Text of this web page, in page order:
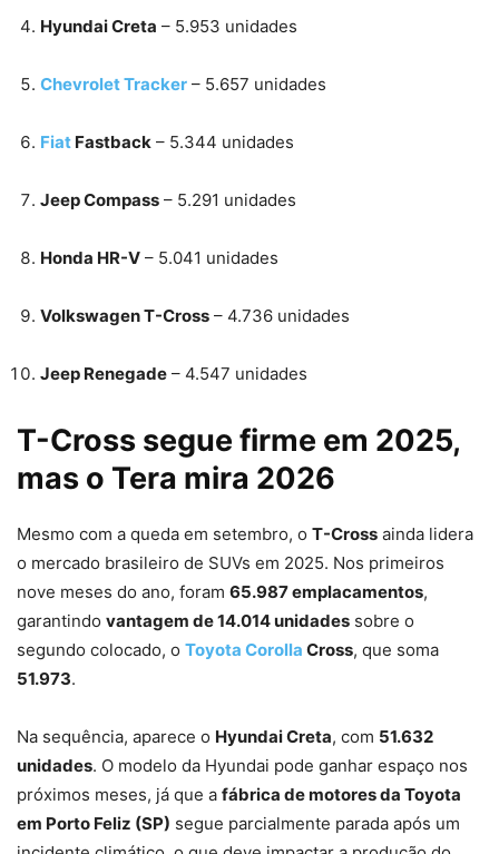
Hyundai Creta – 5.953 unidades
Chevrolet Tracker – 5.657 unidades
Fiat Fastback – 5.344 unidades
Jeep Compass – 5.291 unidades
Honda HR-V – 5.041 unidades
Volkswagen T-Cross – 4.736 unidades
Jeep Renegade – 4.547 unidades
T-Cross segue firme em 2025,
mas o Tera mira 2026
Mesmo com a queda em setembro, o T-Cross ainda lidera
o mercado brasileiro de SUVs em 2025. Nos primeiros
nove meses do ano, foram 65.987 emplacamentos,
garantindo vantagem de 14.014 unidades sobre o
segundo colocado, o Toyota Corolla Cross, que soma
51.973.
Na sequência, aparece o Hyundai Creta, com 51.632
unidades. O modelo da Hyundai pode ganhar espaço nos
próximos meses, já que a fábrica de motores da Toyota
em Porto Feliz (SP) segue parcialmente parada após um